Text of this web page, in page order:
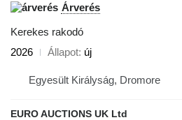
Árverés
Kerekes rakodó
2026
Állapot új
Egyesült Királyság, Dromore
EURO AUCTIONS UK Ltd